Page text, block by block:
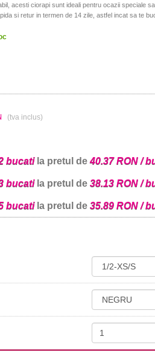
acesti ciorapi sunt ideali pentru ocazii speciale
si retur in termen de 14 zile, astfel incat sa te
(tva inclus)
bucatila pretul de40.37 RON /
bucatila pretul de 38.13 RON /
bucatila pretul de 35.89 RON /